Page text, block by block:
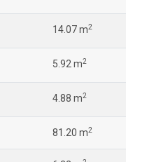
14.07 m2
5.92 m2
4.88 m2
81.20 m2